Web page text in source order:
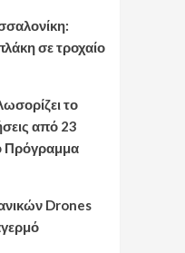
σε τροχαίο
το
από 23
Πρόγραμμα
Drones